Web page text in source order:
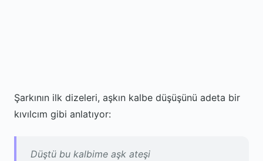
Şarkının ilk dizeleri, aşkın kalbe düşüşünü adeta bir
kıvılcım gibi anlatıyor:
Düştü bu kalbime aşk ateşi